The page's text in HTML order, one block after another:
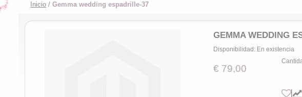
Inicio / Gemma wedding espadrille-37
GEMMA WEDDING
Disponibilidad: En existencia
€ 79,00